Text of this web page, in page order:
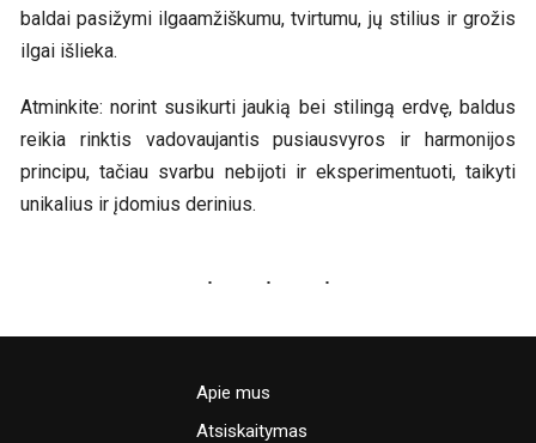
baldai pasižymi ilgaamžiškumu, tvirtumu, jų stilius ir grožis
ilgai išlieka.
Atminkite: norint susikurti jaukią bei stilingą erdvę, baldus
reikia rinktis vadovaujantis pusiausvyros ir harmonijos
principu, tačiau svarbu nebijoti ir eksperimentuoti, taikyti
unikalius ir įdomius derinius.
Apie mus
Atsiskaitymas